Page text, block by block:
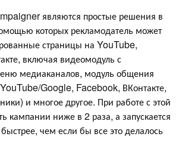
являются простые решения в
которых рекламодатель может
страницы на YouTube,
включая видеомодуль с
медиаканалов, модуль общения
Google, Facebook, ВКонтакте,
и многое другое. При работе с этой
кампании ниже в 2 раза, а запускается
чем если бы все это делалось